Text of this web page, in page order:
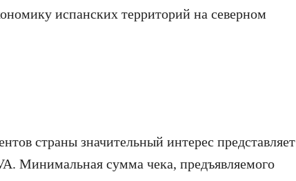
испанских территорий на северном
страны значительный интерес представляет
Минимальная сумма чека, предъявляемого